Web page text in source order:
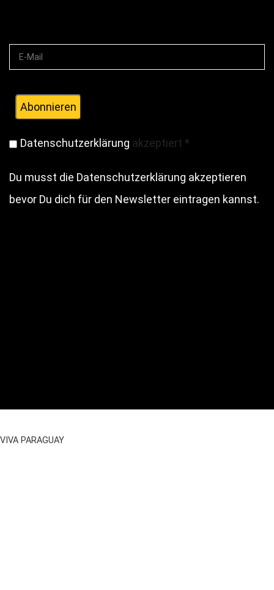
Datenschutzerklärung akzeptiert *
Du musst die Datenschutzerklärung akzeptieren
bevor Du dich für den Newsletter eintragen kannst.
VIVA PARAGUAY